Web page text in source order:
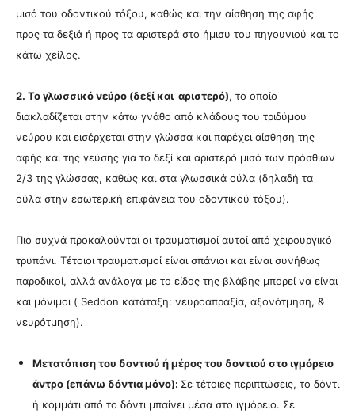
μισό του οδοντικού τόξου, καθώς και την αίσθηση της αφής
προς τα δεξιά ή προς τα αριστερά στο ήμισυ του πηγουνιού και το
κάτω χείλος.
2. Το γλωσσικό νεύρο (δεξί και αριστερό), το οποίο
διακλαδίζεται στην κάτω γνάθο από κλάδους του τριδύμου
νεύρου και εισέρχεται στην γλώσσα και παρέχει αίσθηση της
αφής και της γεύσης για το δεξί και αριστερό μισό των πρόσθιων
2/3 της γλώσσας, καθώς και στα γλωσσικά ούλα (δηλαδή τα
ούλα στην εσωτερική επιφάνεια του οδοντικού τόξου).
Πιο συχνά προκαλούνται οι τραυματισμοί αυτοί από χειρουργικό
τρυπάνι. Τέτοιοι τραυματισμοί είναι σπάνιοι και είναι συνήθως
παροδικοί, αλλά ανάλογα με το είδος της βλάβης μπορεί να είναι
και μόνιμοι ( Seddon κατάταξη: νευροαπραξία, αξονότμηση, &
νευρότμηση).
Μετατόπιση του δοντιού ή μέρος του δοντιού στο ιγμόρειο
άντρο (επάνω δόντια μόνο): Σε τέτοιες περιπτώσεις, το δόντι
ή κομμάτι από το δόντι μπαίνει μέσα στο ιγμόρειο. Σε